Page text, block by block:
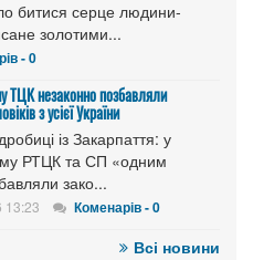
битися серце людини-
золотими...
- 0
ТЦК незаконно позбавляли
з усієї України
із Закарпаття: у
РТЦК та СП «одним
зако...
13:23 Коменарів - 0
Всі новини